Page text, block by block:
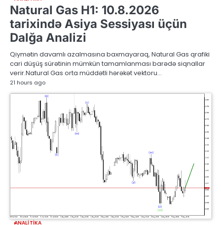
Natural Gas H1: 10.8.2026
tarixində Asiya Sessiyası üçün
Dalğa Analizi
Qiymətin davamlı azalmasına baxmayaraq, Natural Gas qrafiki
cari düşüş sürətinin mümkün tamamlanması barədə siqnallar
verir.Natural Gas orta müddətli hərəkət vektoru…
21 hours ago
ANALITIKA